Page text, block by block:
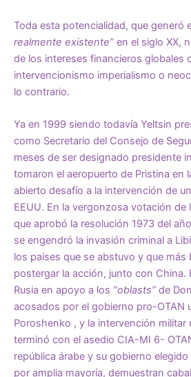
Toda esta potencialidad, que generó
realmente existente” en el siglo XX,
de los intereses financieros globales
intervencionismo imperialismo o
lo contrario.
Ya en 1999 siendo todavía Yeltsin
como Secretario del Consejo de
meses de ser designado presidente
tomaron el aeropuerto de Pristina en
abierto desafío a la intervención de
EEUU. En la vergonzosa votación de
que aprobó la resolución 1973 del
se engendró la invasión criminal a
los países que se abstuvo y que más
postergar la acción, junto con China.
Rusia en apoyo a los “oblasts” de
acosados por el gobierno pro-OTAN
Poroshenko , y la intervención militar
terminó con el asedio CIA-MI 6-
república árabe y su gobierno
por amplia mayoría, demuestran